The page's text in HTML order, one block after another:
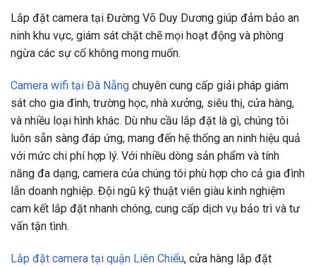
Lắp đặt camera tại Đường Võ Duy Dương giúp đảm bảo an
ninh khu vực, giám sát chặt chẽ mọi hoạt động và phòng
ngừa các sự cố không mong muốn.
Camera wifi tại Đà Nẵng chuyên cung cấp giải pháp giám
sát cho gia đình, trường học, nhà xưởng, siêu thị, cửa hàng,
và nhiều loại hình khác. Dù nhu cầu lắp đặt là gì, chúng tôi
luôn sẵn sàng đáp ứng, mang đến hệ thống an ninh hiệu quả
với mức chi phí hợp lý. Với nhiều dòng sản phẩm và tính
năng đa dạng, camera của chúng tôi phù hợp cho cả gia đình
lẫn doanh nghiệp. Đội ngũ kỹ thuật viên giàu kinh nghiệm
cam kết lắp đặt nhanh chóng, cung cấp dịch vụ bảo trì và tư
vấn tận tình.
Lắp đặt camera tại quận Liên Chiểu, cửa hàng lắp đặt